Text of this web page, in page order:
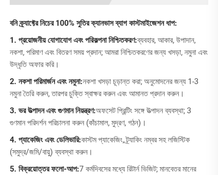
বনি ক্র্যাফ্টের নিচের 100% সুতির ক্যানভাস ব্যাগ কাস্টমাইজেশন ধাপ:
1. প্রয়োজনীয় যোগাযোগ এবং পরিকল্পনা নিশ্চিতকরণ:ব্যবহার, আকার, উপাদান,
নকশা, পরিমাণ এবং বিতরণ সময় প্রদান; আমরা নিশ্চিতকরণের জন্য খসড়া, নমুনা এবং
উদ্ধৃতি অফার করি।
2. নকশা পরিমার্জন এবং নমুনা:নকশা খসড়া চূড়ান্ত করা; অনুমোদনের জন্য 1-3
নমুনা তৈরি করুন, তারপর চুক্তি স্বাক্ষর করুন এবং আমানত প্রদান করুন।
3. ভর উত্পাদন এবং গুণমান নিয়ন্ত্রণ:অফসেট প্রিন্টিং সঙ্গে উত্পাদন ব্যবস্থা; 3
গুণমান পরিদর্শন পরিচালনা করুন (কাঁচামাল, মুদ্রণ, গঠন)।
4. প্যাকেজিং এবং ডেলিভারি:কাস্টম প্যাকেজিং, ট্র্যাকিং নম্বর সহ লজিস্টিক
(সমুদ্র/জমি/বায়ু) ব্যবস্থা করুন।
5. বিক্রয়োত্তর ফলো-আপ:7 কর্মদিবসের মধ্যে রিটার্ন ভিজিট; মানবেতর মানের